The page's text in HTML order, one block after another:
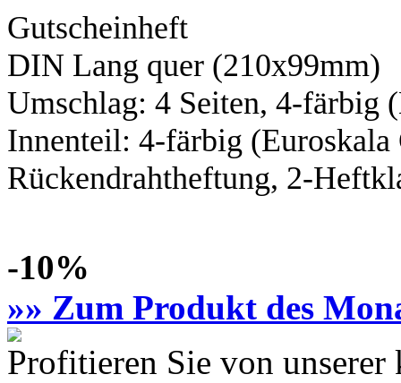
Gutscheinheft
DIN Lang quer (210x99mm)
Umschlag: 4 Seiten, 4-färbig
Innenteil: 4-färbig
Rückendrahtheftung, 2-
-10%
»» Zum Produkt des
Profitieren Sie von unserer